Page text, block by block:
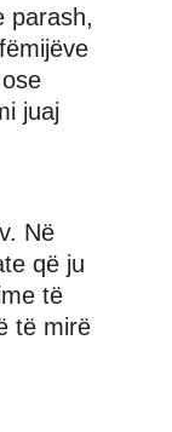
parash,
juaj
Në
që ju
të
të mirë